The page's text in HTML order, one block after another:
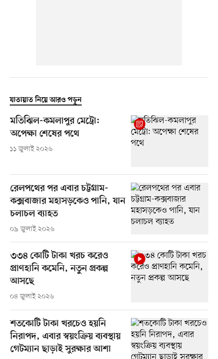
যাতায়াত নিয়ে আরও পড়ুন
মতিঝিল-কমলাপুর মেট্রো:
অপেক্ষা শেষের পথে
১১ জুলাই ২০২৬
রেলপথের পর এবার চট্টগ্রাম-
কক্সবাজার মহাসড়কেও পানি, যান
চলাচল ব্যাহত
০৯ জুলাই ২০২৬
৩৩৪ কোটি টাকা খরচ করেও
প্রাণহানি কমেনি, নতুন প্রকল্প
আসছে
০৪ জুলাই ২০২৬
শতকোটি টাকা খরচেও হয়নি
নিরাপদ, এবার স্বয়ংক্রিয় ব্যবস্থায়
গেটম্যান ছাড়াই সুরক্ষার আশা